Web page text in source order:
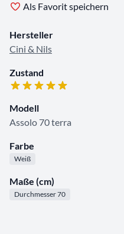
Als Favorit speichern
Hersteller
Cini & Nils
Zustand
Modell
Assolo 70 terra
Farbe
Weiß
Maße (cm)
Durchmesser 70